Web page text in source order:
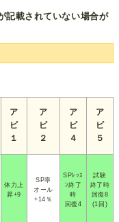
記載されていない場合が
ア
ビ
１
ア
ビ
２
ア
ビ
４
ア
ビ
５
体力上
昇+9
SP率
オール
+14％
SPﾚｯｽ
ﾝ終了
時
回復4
試験
終了時
回復8
(1回)